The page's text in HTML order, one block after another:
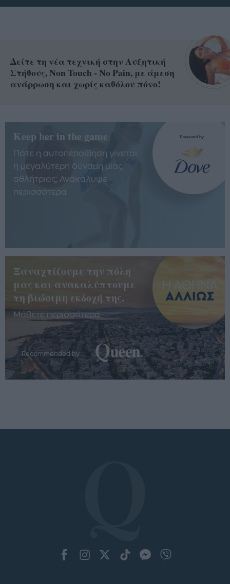
Δείτε τη νέα τεχνική στην Αυξητική
Στήθους, Non Touch - No Pain, με άμεση
ανάρρωση και χωρίς καθόλου πόνο!
Keep her in the game
Πότε η αυτοπεποίθηση γίνεται
η μεγαλύτερη δύναμη μίας
αθλήτριας; Ανακάλυψε
περισσότερα
Ξαναχτίζουμε την πόλη
μας και ανακαλύπτουμε
τη βιώσιμη εκδοχή της.
Μάθετε περισσότερα
Recommended by